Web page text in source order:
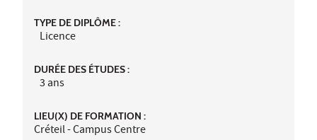
TYPE DE DIPLÔME :
Licence
DURÉE DES ÉTUDES :
3 ans
LIEU(X) DE FORMATION :
Créteil - Campus Centre